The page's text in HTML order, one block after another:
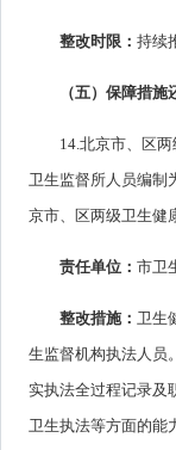
整改时限： 持续
（五）保障措
14.北京市、区
卫生监督所人员编制
京市、区两级卫生健
责任单位： 市卫
整改措施： 卫生
生监督机构执法人员
实执法全过程记录及
卫生执法等方面的能